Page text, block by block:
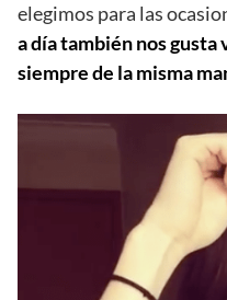
elegimos para las
a día también nos gusta
siempre de la misma